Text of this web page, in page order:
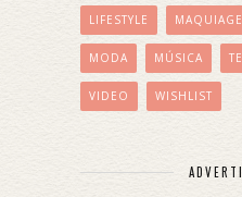
LIFESTYLE
MODA MÚSICA
VIDEO WISHLIST